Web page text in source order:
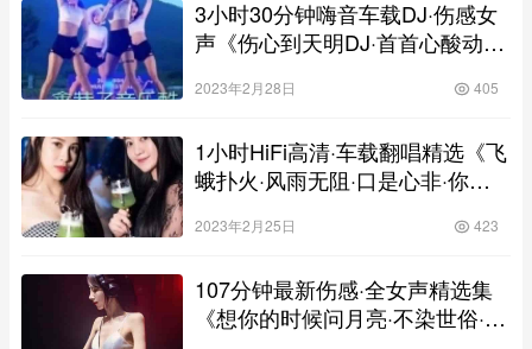
3小时30分钟嗨音车载DJ·伤感女
声《伤心到天明DJ·首首心酸动听
2023年2月28日 405
1小时HiFi高清·车载翻唱精选《飞
蛾扑火·风雨无阻·口是心非·你爱
歌连版高清靓碟
2023年2月25日 423
107分钟最新伤感·全女声精选集
《想你的时候问月亮·不染世俗·九